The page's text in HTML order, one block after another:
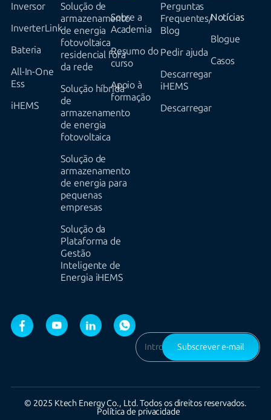
Inversor
InverterLink
Bateria
All-In-One
Ess
iHEMS
Solução de
armazenamento
de energia
fotovoltaica
residencial fora
da rede
Solução híbrida
de
armazenamento
de energia
fotovoltaica
Solução de
armazenamento
de energia para
pequenas
empresas
Solução da
Plataforma de
Gestão
Inteligente de
Energia iHEMS
Sobre a
Academia
Resumo do
curso
Apoio à
formação
Perguntas
Frequentes/
Blog
Pedir ajuda
Descarregar
iHEMS
Descarregar
Notícias
Blogue
Casos
Subscrever e-mail
© 2025 Ktech Energy Co., Ltd. Todos os direitos reservados.
Política de privacidade